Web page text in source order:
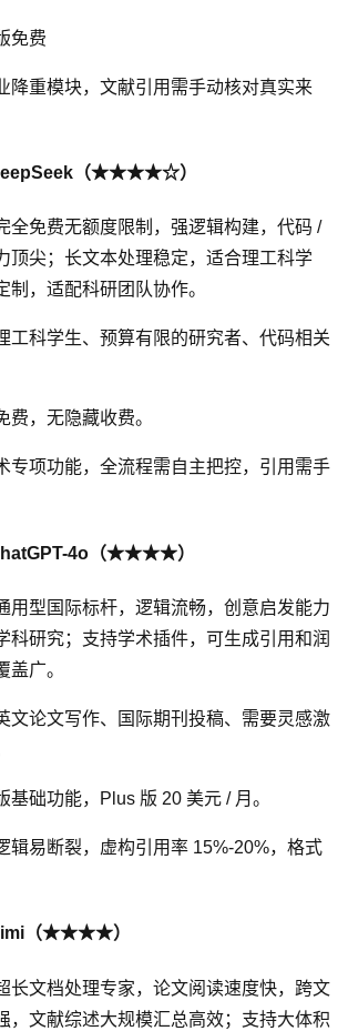
免费
降重模块，文献引用需手动核对真实来
（★★★★☆）
全免费无额度限制，强逻辑构建，代码 /
顶尖；长文本处理稳定，适合理工科学
制，适配科研团队协作。
工科学生、预算有限的研究者、代码相关
费，无隐藏收费。
专项功能，全流程需自主把控，引用需手
4o（★★★★）
用型国际标杆，逻辑流畅，创意启发能力
科研究；支持学术插件，可生成引用和润
盖广。
文论文写作、国际期刊投稿、需要灵感激
基础功能，Plus 版 20 美元 / 月。
辑易断裂，虚构引用率 15%-20%，格式
（★★★★）
长文档处理专家，论文阅读速度快，跨文
，文献综述大规模汇总高效；支持大体积